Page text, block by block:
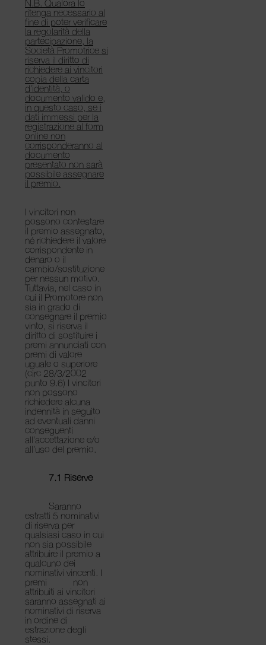
N.B. Qualora lo
ritenga necessario al
fine di poter verificare
la regolarità della
partecipazione, la
Società Promotrice si
riserva il diritto di
richiedere ai vincitori
copia della carta
d’identità, o
documento valido e,
in questo caso, se i
dati immessi per la
registrazione al form
online non
corrisponderanno al
documento
presentato non sarà
possibile assegnare
il premio.
I vincitori non
possono contestare
il premio assegnato,
né richiedere il valore
corrispondente in
denaro o il
cambio/sostituzione
per nessun motivo.
Tuttavia, nel caso in
cui il Promotore non
sia in grado di
consegnare il premio
vinto, si riserva il
diritto di sostituire i
premi annunciati con
premi di valore
uguale o superiore
(circ 28/3/2002
punto 9.6) I vincitori
non possono
richiedere alcuna
indennità in seguito
ad eventuali danni
conseguenti
all’accettazione e/o
all’uso del premio.
7.1 Riserve
Saranno
estratti 5 nominativi
di riserva per
qualsiasi caso in cui
non sia possibile
attribuire il premio a
qualcuno dei
nominativi vincenti. I
premi non
attribuiti ai vincitori
saranno assegnati ai
nominativi di riserva
in ordine di
estrazione degli
stessi.